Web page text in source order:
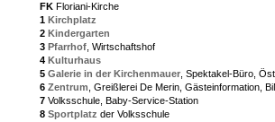
FK Floriani-Kirche
1 Kirchplatz
2 Kindergarten
3 Pfarrhof , Wirtschaftshof
4 Kulturhaus
5 Galerie in der Kirchenmauer , Spektakel-Büro,
6 Zentrum , Greißlerei De Merin, Gästeinformation,
7 Volksschule, Baby-Service-Station
8 Sportplatz der Volksschule